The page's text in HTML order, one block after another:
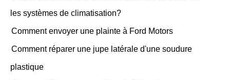
les systèmes de climatisation?
Comment envoyer une plainte à Ford Motors
Comment réparer une jupe latérale d'une soudure
plastique